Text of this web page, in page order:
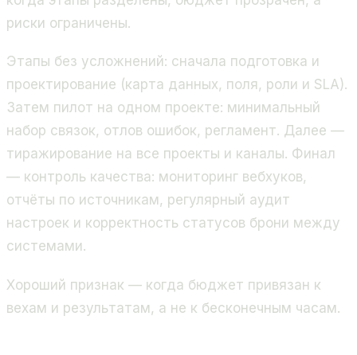
риски ограничены.
Этапы без усложнений: сначала подготовка и
проектирование (карта данных, поля, роли и SLA).
Затем пилот на одном проекте: минимальный
набор связок, отлов ошибок, регламент. Далее —
тиражирование на все проекты и каналы. Финал
— контроль качества: мониторинг вебхуков,
отчёты по источникам, регулярный аудит
настроек и корректность статусов брони между
системами.
Хороший признак — когда бюджет привязан к
вехам и результатам, а не к бесконечным часам.